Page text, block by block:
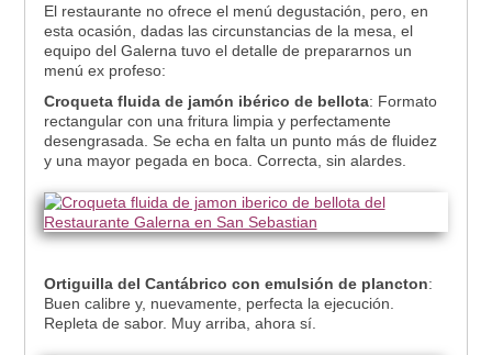
El restaurante no ofrece el menú degustación, pero, en
esta ocasión, dadas las circunstancias de la mesa, el
equipo del Galerna tuvo el detalle de prepararnos un
menú ex profeso:
Croqueta fluida de jamón ibérico de bellota: Formato
rectangular con una fritura limpia y perfectamente
desengrasada. Se echa en falta un punto más de fluidez
y una mayor pegada en boca. Correcta, sin alardes.
Ortiguilla del Cantábrico con emulsión de plancton:
Buen calibre y, nuevamente, perfecta la ejecución.
Repleta de sabor. Muy arriba, ahora sí.